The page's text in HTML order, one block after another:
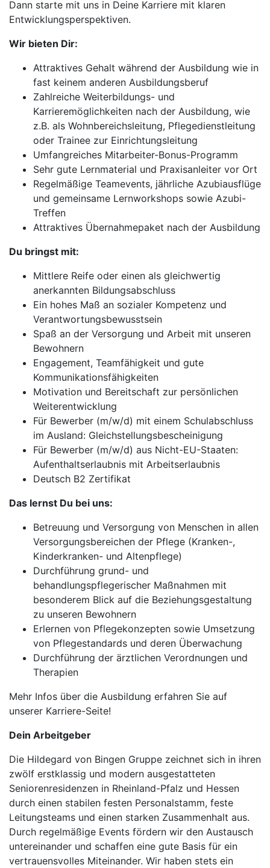
Dann starte mit uns in Deine Karriere mit klaren
Entwicklungsperspektiven.
Wir bieten Dir:
Attraktives Gehalt während der Ausbildung wie in
fast keinem anderen Ausbildungsberuf
Zahlreiche Weiterbildungs- und
Karrieremöglichkeiten nach der Ausbildung, wie
z.B. als Wohnbereichsleitung, Pflegedienstleitung
oder Trainee zur Einrichtungsleitung
Umfangreiches Mitarbeiter-Bonus-Programm
Sehr gute Lernmaterial und Praxisanleiter vor Ort
Regelmäßige Teamevents, jährliche Azubiausflüge
und gemeinsame Lernworkshops sowie Azubi-
Treffen
Attraktives Übernahmepaket nach der Ausbildung
Du bringst mit:
Mittlere Reife oder einen als gleichwertig
anerkannten Bildungsabschluss
Ein hohes Maß an sozialer Kompetenz und
Verantwortungsbewusstsein
Spaß an der Versorgung und Arbeit mit unseren
Bewohnern
Engagement, Teamfähigkeit und gute
Kommunikationsfähigkeiten
Motivation und Bereitschaft zur persönlichen
Weiterentwicklung
Für Bewerber (m/w/d) mit einem Schulabschluss
im Ausland: Gleichstellungsbescheinigung
Für Bewerber (m/w/d) aus Nicht-EU-Staaten:
Aufenthaltserlaubnis mit Arbeitserlaubnis
Deutsch B2 Zertifikat
Das lernst Du bei uns:
Betreuung und Versorgung von Menschen in allen
Versorgungsbereichen der Pflege (Kranken-,
Kinderkranken- und Altenpflege)
Durchführung grund- und
behandlungspflegerischer Maßnahmen mit
besonderem Blick auf die Beziehungsgestaltung
zu unseren Bewohnern
Erlernen von Pflegekonzepten sowie Umsetzung
von Pflegestandards und deren Überwachung
Durchführung der ärztlichen Verordnungen und
Therapien
Mehr Infos über die Ausbildung erfahren Sie auf
unserer Karriere-Seite!
Dein Arbeitgeber
Die Hildegard von Bingen Gruppe zeichnet sich in ihren
zwölf erstklassig und modern ausgestatteten
Seniorenresidenzen in Rheinland-Pfalz und Hessen
durch einen stabilen festen Personalstamm, feste
Leitungsteams und einen starken Zusammenhalt aus.
Durch regelmäßige Events fördern wir den Austausch
untereinander und schaffen eine gute Basis für ein
vertrauensvolles Miteinander. Wir haben stets ein